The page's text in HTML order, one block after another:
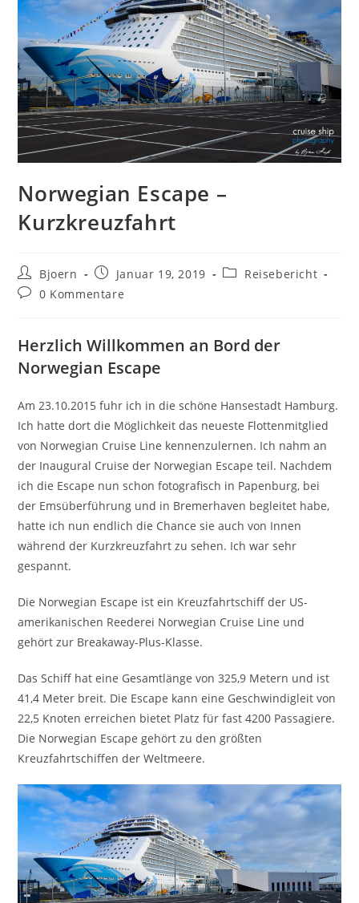
Norwegian Escape –
Kurzkreuzfahrt
Beitrags-
Autor:
Bjoern
Beitrag
veröffentlicht:
Januar 19, 2019
Beitrags-
Reisebericht
Beitrags-
0 Kommentare
Herzlich Willkommen an Bord der
Norwegian Escape
Am 23.10.2015 fuhr ich in die schöne Hansestadt Hamburg.
Ich hatte dort die Möglichkeit das neueste Flottenmitglied
von Norwegian Cruise Line kennenzulernen. Ich nahm an
der Inaugural Cruise der Norwegian Escape teil. Nachdem
ich die Escape nun schon fotografisch in Papenburg, bei
der Emsüberführung und in Bremerhaven begleitet habe,
hatte ich nun endlich die Chance sie auch von Innen
während der Kurzkreuzfahrt zu sehen. Ich war sehr
gespannt.
Die Norwegian Escape ist ein Kreuzfahrtschiff der US-
amerikanischen Reederei Norwegian Cruise Line und
gehört zur Breakaway-Plus-Klasse.
Das Schiff hat eine Gesamtlänge von 325,9 Metern und ist
41,4 Meter breit. Die Escape kann eine Geschwindigleit von
22,5 Knoten erreichen bietet Platz für fast 4200 Passagiere.
Die Norwegian Escape gehört zu den größten
Kreuzfahrtschiffen der Weltmeere.